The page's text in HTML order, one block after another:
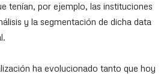
tenían, por ejemplo, las instituciones
y la segmentación de dicha data
ha evolucionado tanto que hoy